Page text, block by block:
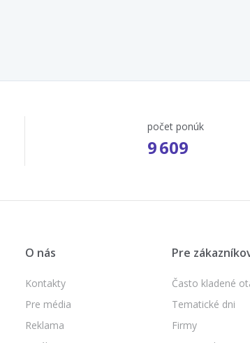
počet ponúk
9 609
O nás
Kontakty
Pre média
Reklama
Pre
Často kladené
Tematické dni
Firmy